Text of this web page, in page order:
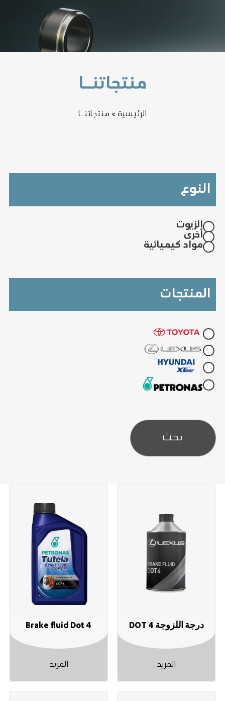
منتجاتنــا
الرئيسية» منتجاتنــا
النوع
الزيوت
أخرى
مواد كيميائية
المنتجات
بحث
درجة اللزوجة DOT 4
المزيد
Brake fluid Dot 4
المزيد